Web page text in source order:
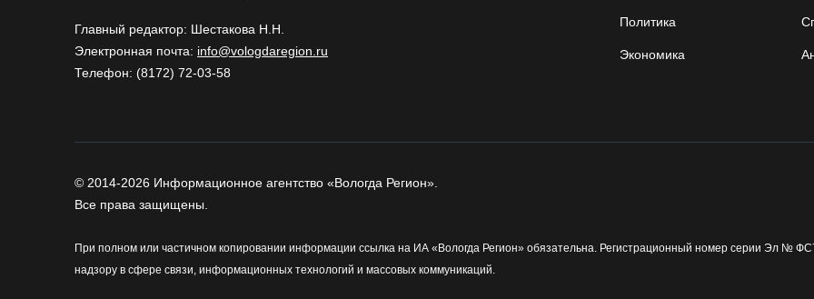
Главный редактор: Шестакова Н.Н.
Электронная почта: info@vologdaregion.ru
Телефон: (8172) 72-03-58
Политика
Экономика
© 2014-2026 Информационное агентство «Вологда Регион».
Все права защищены.
При полном или частичном копировании информации ссылка на ИА «Вологда Регион» обязательна. Регистрационный номер серии Эл №
надзору в сфере связи, информационных технологий и массовых коммуникаций.